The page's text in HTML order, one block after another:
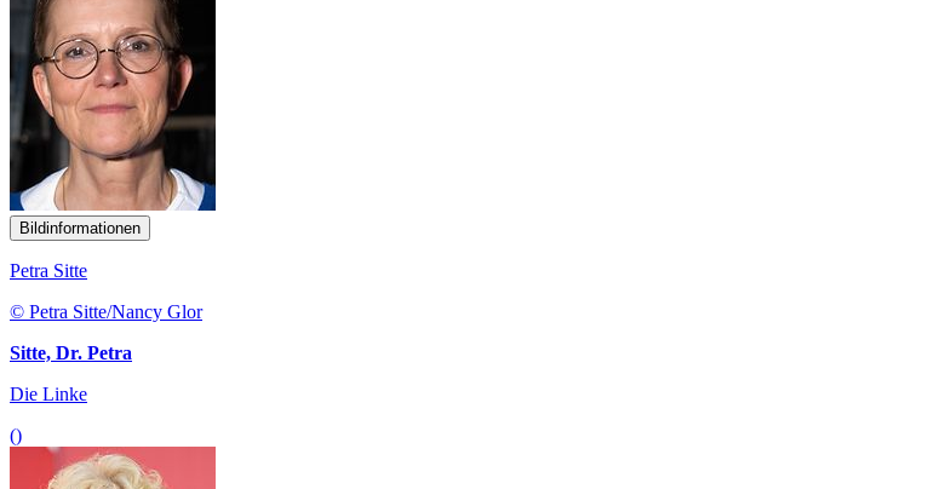
Bildinformationen
Petra Sitte
© Petra Sitte/Nancy Glor
Sitte, Dr. Petra
Die Linke
()